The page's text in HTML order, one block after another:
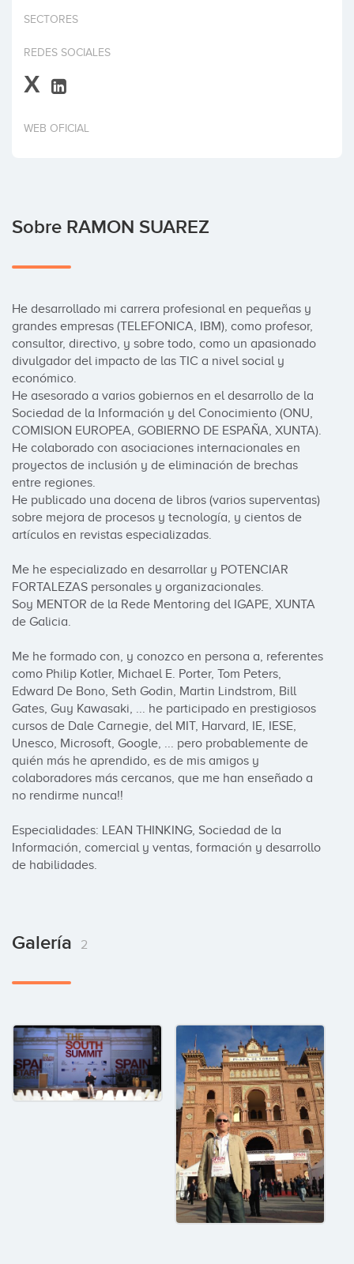
Invertir
SECTORES
REDES SOCIALES
X
WEB OFICIAL
Sobre RAMON SUAREZ
He desarrollado mi carrera profesional en pequeñas y
grandes empresas (TELEFONICA, IBM), como profesor,
consultor, directivo, y sobre todo, como un apasionado
divulgador del impacto de las TIC a nivel social y
económico.
He asesorado a varios gobiernos en el desarrollo de la
Sociedad de la Información y del Conocimiento (ONU,
COMISION EUROPEA, GOBIERNO DE ESPAÑA, XUNTA).
He colaborado con asociaciones internacionales en
proyectos de inclusión y de eliminación de brechas
entre regiones.
He publicado una docena de libros (varios superventas)
sobre mejora de procesos y tecnología, y cientos de
artículos en revistas especializadas.
Me he especializado en desarrollar y POTENCIAR
FORTALEZAS personales y organizacionales.
Soy MENTOR de la Rede Mentoring del IGAPE, XUNTA
de Galicia.
Me he formado con, y conozco en persona a, referentes
como Philip Kotler, Michael E. Porter, Tom Peters,
Edward De Bono, Seth Godin, Martin Lindstrom, Bill
Gates, Guy Kawasaki, ... he participado en prestigiosos
cursos de Dale Carnegie, del MIT, Harvard, IE, IESE,
Unesco, Microsoft, Google, ... pero probablemente de
quién más he aprendido, es de mis amigos y
colaboradores más cercanos, que me han enseñado a
no rendirme nunca!!
Especialidades: LEAN THINKING, Sociedad de la
Información, comercial y ventas, formación y desarrollo
de habilidades.
Galería 2